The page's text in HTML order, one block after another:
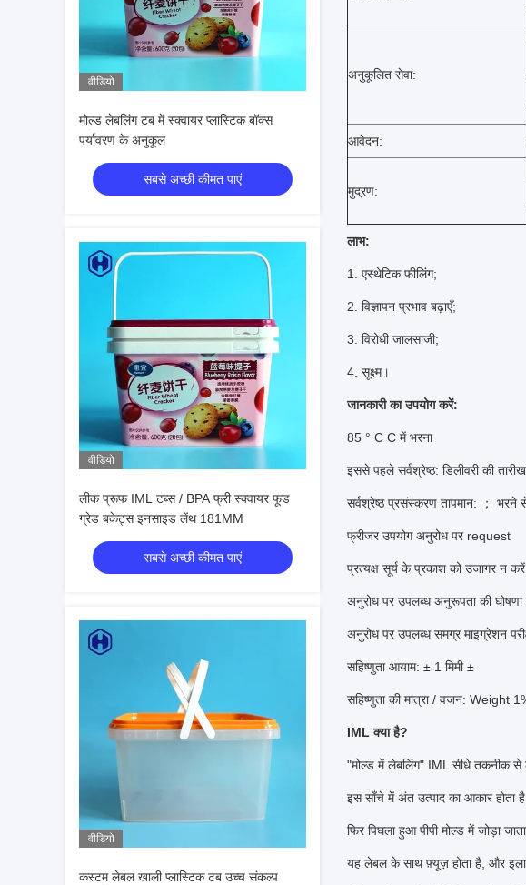
वीडियो
मोल्ड लेबलिंग टब में स्क्वायर प्लास्टिक बॉक्स
पर्यावरण के अनुकूल
सबसे अच्छी कीमत पाएं
वीडियो
लीक प्रूफ IML टब्स / BPA फ्री स्क्वायर फूड
ग्रेड बकेट्स इनसाइड लेंथ 181MM
सबसे अच्छी कीमत पाएं
वीडियो
कस्टम लेबल खाली प्लास्टिक टब उच्च संकल्प
अनुकूलित सेवा:
आवेदन:
मुद्रण:
लाभ:
1. एस्थेटिक फीलिंग;
2. विज्ञापन प्रभाव बढ़ाएँ;
3. विरोधी जालसाजी;
4. सूक्ष्म।
जानकारी का उपयोग करें:
85 ° C C में भरना
इससे पहले सर्वश्रेष्ठ: डिलीवरी की
सर्वश्रेष्ठ प्रसंस्करण तापमान: ；
फ्रीजर उपयोग अनुरोध पर request
प्रत्यक्ष सूर्य के प्रकाश को उजागर न
अनुरोध पर उपलब्ध अनुरूपता की
अनुरोध पर उपलब्ध समग्र माइग्रेशन
सहिष्णुता आयाम: ± 1 मिमी ±
सहिष्णुता की मात्रा / वजन: Weight
IML क्या है?
"मोल्ड में लेबलिंग" IML सीधे तकनीक से
इस साँचे में अंत उत्पाद का आकार होता
फिर पिघला हुआ पीपी मोल्ड में जोड़ा
यह लेबल के साथ फ़्यूज़ होता है, और